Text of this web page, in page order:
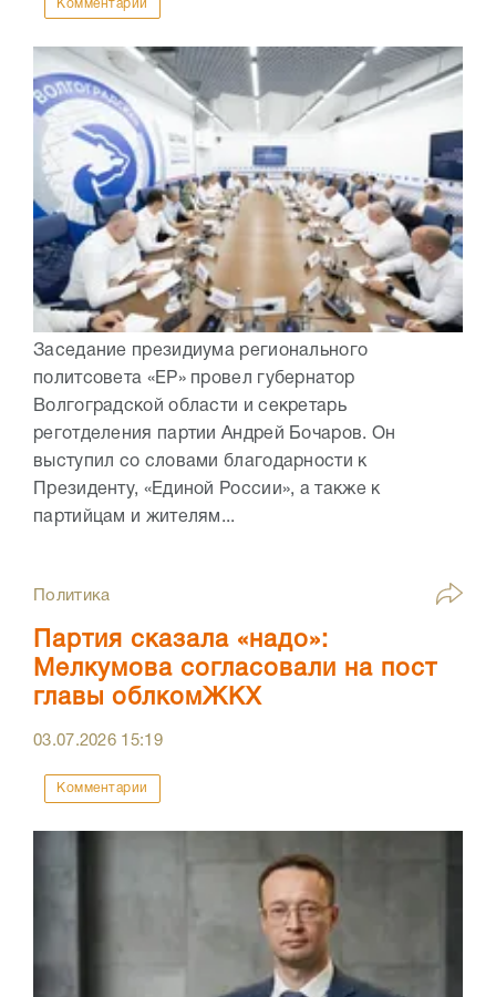
Комментарии
Заседание президиума регионального
политсовета «ЕР» провел губернатор
Волгоградской области и секретарь
реготделения партии Андрей Бочаров. Он
выступил со словами благодарности к
Президенту, «Единой России», а также к
партийцам и жителям...
Политика
Партия сказала «надо»:
Мелкумова согласовали на пост
главы облкомЖКХ
03.07.2026 15:19
Комментарии